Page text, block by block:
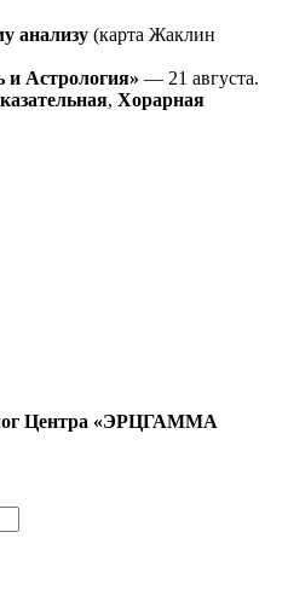
анализу (карта Жаклин
и Астрология» — 21 августа.
, Хорарная
Центра «ЭРЦГАММА